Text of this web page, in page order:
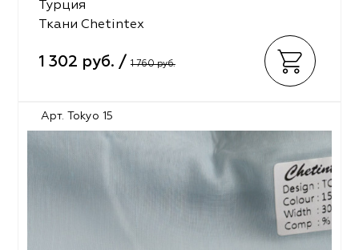
Турция
Ткани Chetintex
1 302 руб. / 1 760 руб.
Арт. Tokyo 15